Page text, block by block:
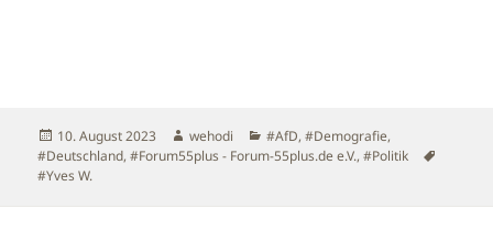
Veröffentlicht
am
10. August 2023 Autor
wehodi Kategorien
#AfD,#Demografie,
#Deutschland,#Forum55plus - Forum-55plus.de e.V.,#Politik
#Yves W.